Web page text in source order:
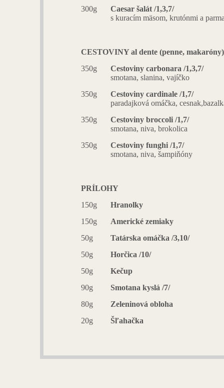
300g
Caesar šalát /1,3,7/
s kuracím mäsom, krutónmi a
CESTOVINY al dente (penne, makaróny)
350g
Cestoviny carbonara /1,3,7/
smotana, slanina, vajíčko
350g
Cestoviny cardinale /1,7/
paradajková omáčka,
350g
Cestoviny broccoli /1,7/
smotana, niva, brokolica
350g
Cestoviny funghi /1,7/
smotana, niva, šampiňóny
PRÍLOHY
150g
Hranolky
150g
Americké zemiaky
50g
Tatárska omáčka /3,10/
50g
Horčica /10/
50g
Kečup
90g
Smotana kyslá /7/
80g
Zeleninová obloha
20g
Šľahačka